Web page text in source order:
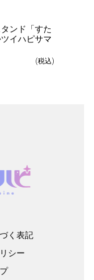
ンド「すた
イハピサマ
(税込)
く表記
シー